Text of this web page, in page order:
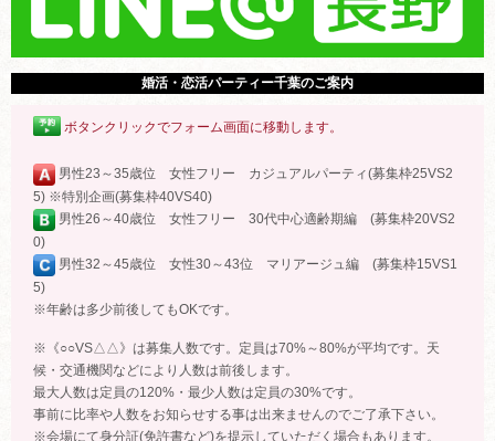
婚活・恋活パーティー千葉のご案内
ボタンクリックでフォーム画面に移動します。
男性23～35歳位 女性フリー カジュアルパーティ(募集枠25VS2
5) ※特別企画(募集枠40VS40)
男性26～40歳位 女性フリー 30代中心適齢期編 (募集枠20VS2
0)
男性32～45歳位 女性30～43位 マリアージュ編 (募集枠15VS1
5)
※年齢は多少前後してもOKです。
※《○○VS△△》は募集人数です。定員は70%～80%が平均です。天
候・交通機関などにより人数は前後します。
最大人数は定員の120%・最少人数は定員の30%です。
事前に比率や人数をお知らせする事は出来ませんのでご了承下さい。
※会場にて身分証(免許書など)を提示していただく場合もあります。